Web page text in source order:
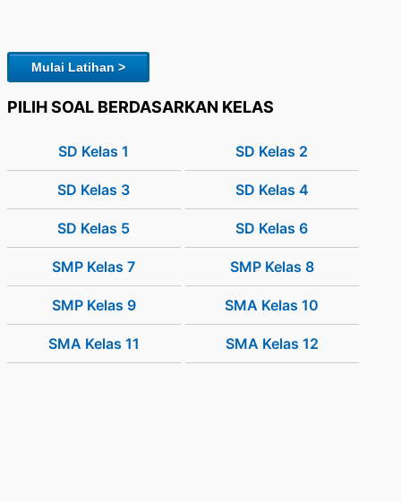
Mulai Latihan >
PILIH SOAL BERDASARKAN KELAS
SD Kelas 1 SD Kelas 2
SD Kelas 3 SD Kelas 4
SD Kelas 5 SD Kelas 6
SMP Kelas 7 SMP Kelas 8
SMP Kelas 9 SMA Kelas 10
SMA Kelas 11 SMA Kelas 12